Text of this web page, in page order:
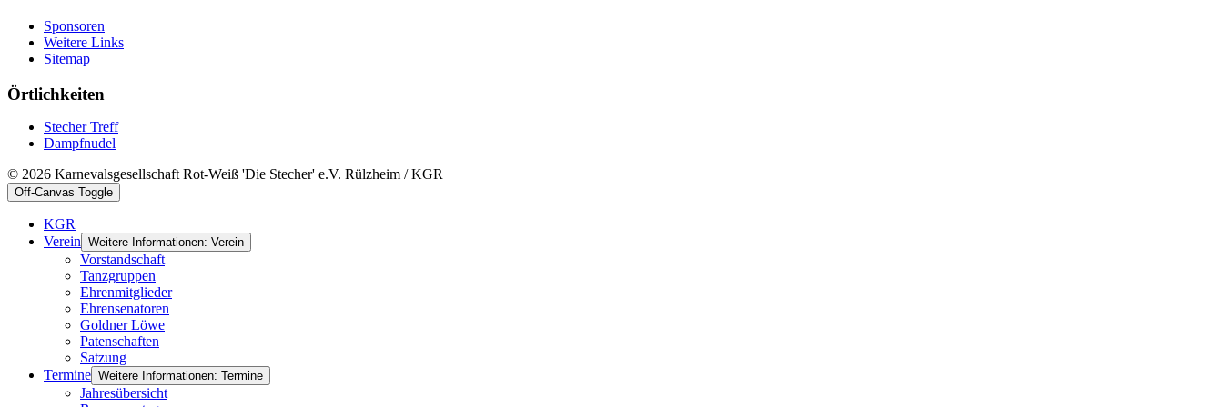
Sponsoren
Weitere Links
Sitemap
Örtlichkeiten
Stecher Treff
Dampfnudel
© 2026 Karnevalsgesellschaft Rot-Weiß 'Die Stecher' e.V. Rülzheim / KGR
Off-Canvas Toggle
KGR
Verein Weitere Informationen: Verein
Vorstandschaft
Tanzgruppen
Ehrenmitglieder
Ehrensenatoren
Goldner Löwe
Patenschaften
Satzung
Termine Weitere Informationen: Termine
Jahresübersicht